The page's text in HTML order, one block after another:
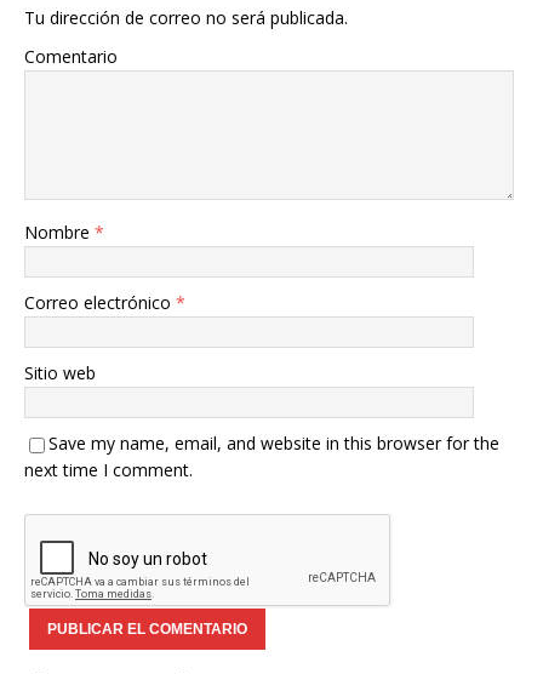
Tu dirección de correo no será publicada.
Comentario
Nombre *
Correo electrónico *
Sitio web
Save my name, email, and website in this browser for the
next time I comment.